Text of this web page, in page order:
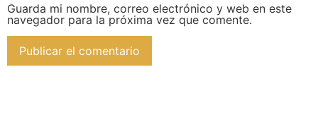
Guarda mi nombre, correo electrónico y web en este
navegador para la próxima vez que comente.